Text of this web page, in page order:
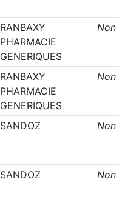
RANBAXY
PHARMACIE
GENERIQUES
Non
RANBAXY
PHARMACIE
GENERIQUES
Non
SANDOZ Non
SANDOZ Non